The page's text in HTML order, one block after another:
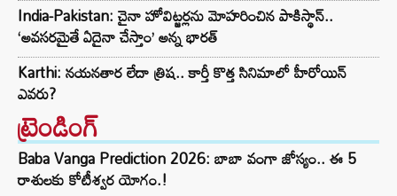
India-Pakistan: చైనా హోవిట్జర్లను మోహరించిన పాకిస్థాన్..
‘అవసరమైతే ఏదైనా చేస్తాం’ అన్న భారత్
Karthi: నయనతార లేదా త్రిష.. కార్తీ కొత్త సినిమాలో హీరోయిన్
ఎవరు?
ట్రెండింగ్‌
Baba Vanga Prediction 2026: బాబా వంగా జోస్యం.. ఈ 5
రాశులకు కోటీశ్వర యోగం.!